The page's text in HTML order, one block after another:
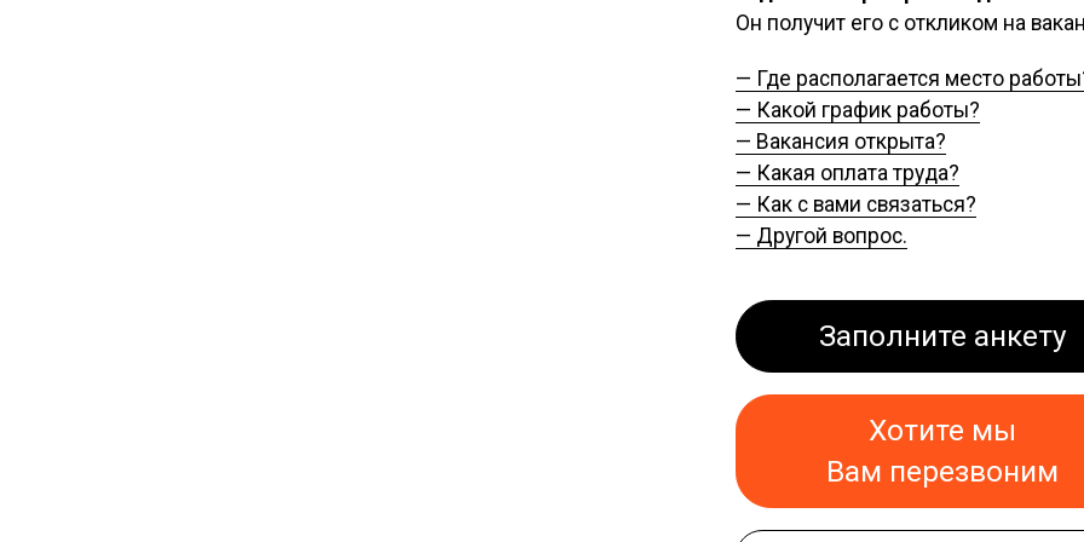
Он получит его с откликом на
— Где располагается место
— Какой график работы?
— Вакансия открыта?
— Какая оплата труда?
— Как с вами связаться?
— Другой вопрос.
Заполните анкету
Хотите мы
Вам перезвоним